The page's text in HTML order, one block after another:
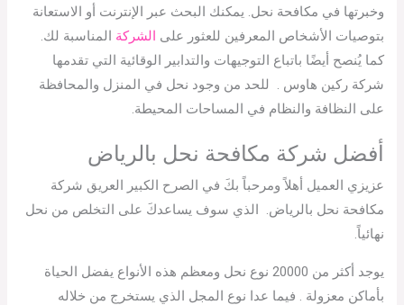
وخبرتها في مكافحة نحل. يمكنك البحث عبر الإنترنت أو الاستعانة
بتوصيات الأشخاص المعرفين للعثور على الشركة المناسبة لك.
كما يُنصح أيضًا باتباع التوجيهات والتدابير الوقائية التي تقدمها
شركة ركين هاوس . للحد من وجود نحل في المنزل والمحافظة
على النظافة والنظام في المساحات المحيطة.
أفضل شركة مكافحة نحل بالرياض
عزيزي العميل أهلاً ومرحباً بكَ في الصرح الكبير العريق شركة
مكافحة نحل بالرياض. الذي سوف يساعدكَ على التخلص من نحل
نهائياً.
يوجد أكثر من 20000 نوع نحل ومعظم هذه الأنواع يفضل الحياة
بأماكن معزولة . فيما عدا نوع المجل الذي يستخرج من خلاله